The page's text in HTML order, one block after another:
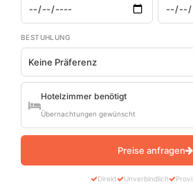
BESTUHLUNG
Hotelzimmer benötigt
Übernachtungen gewünscht
Preise anfragen
Direkt Unverbindlich